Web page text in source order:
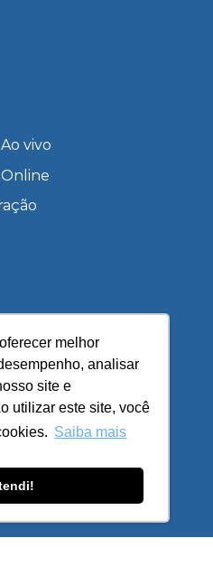
melhor
analisar
site e
utilizar este site, você
Saiba mais
vivo
Desenvolvimento
os direitos reservados. Site